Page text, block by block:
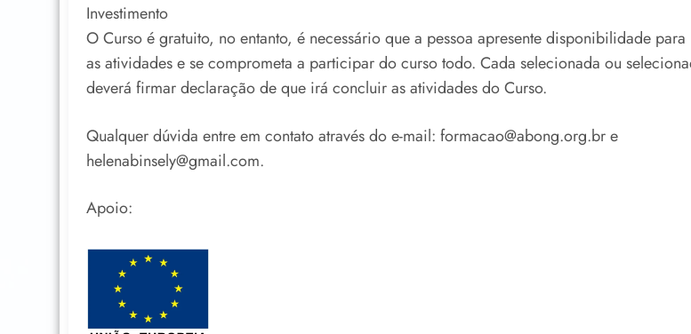
Investimento
O Curso é gratuito, no entanto, é necessário que a pessoa apresente disponibilidade
as atividades e se comprometa a participar do curso todo. Cada selecionada ou
deverá firmar declaração de que irá concluir as atividades do Curso.
Qualquer dúvida entre em contato através do e-mail: formacao@abong.org.br e
helenabinsely@gmail.com.
Apoio: